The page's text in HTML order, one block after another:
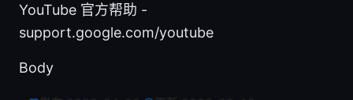
YouTube 官方帮助 -
support.google.com/youtube
Body